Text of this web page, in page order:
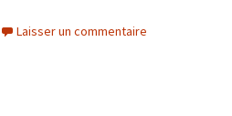
Laisser un commentaire